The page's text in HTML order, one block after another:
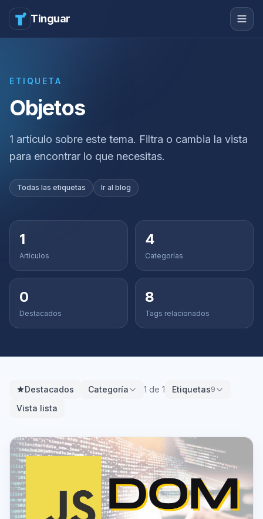
Tinguar
ETIQUETA
Objetos
1 artículo sobre este tema. Filtra o cambia la vista
para encontrar lo que necesitas.
Todas las etiquetas Ir al blog
1
Artículos
4
Categorías
0
Destacados
8
Tags relacionados
Destacados Categoría 1 de 1 Etiquetas9
Vista lista